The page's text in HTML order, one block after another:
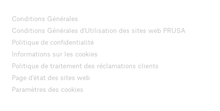
Conditions Générales
Conditions Générales d'Utilisation des sites web PRUSA
Politique de confidentialité
Informations sur les cookies
Politique de traitement des réclamations clients
Page d'état des sites web
Paramètres des cookies